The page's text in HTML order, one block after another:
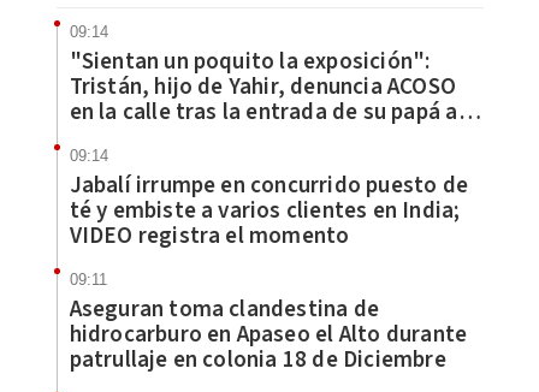
09:14
"Sientan un poquito la exposición":
Tristán, hijo de Yahir, denuncia ACOSO
en la calle tras la entrada de su papá a
09:14
Jabalí irrumpe en concurrido puesto de
té y embiste a varios clientes en India;
VIDEO registra el momento
09:11
Aseguran toma clandestina de
hidrocarburo en Apaseo el Alto durante
patrullaje en colonia 18 de Diciembre